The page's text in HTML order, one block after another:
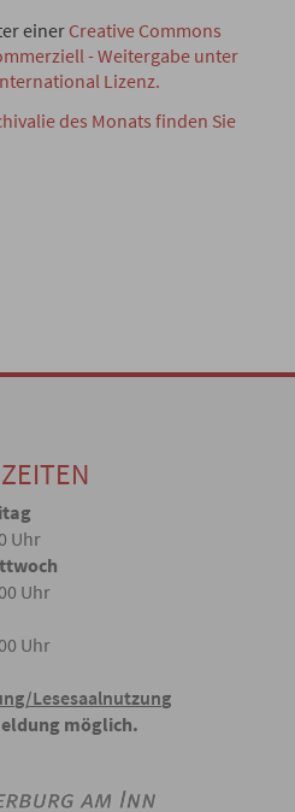
einer Creative Commons
- Weitergabe unter
Lizenz.
des Monats finden Sie
Uhr
Uhr
Uhr
Lesesaalnutzung
möglich.